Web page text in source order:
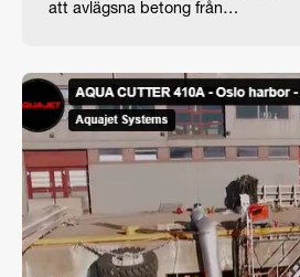
att avlägsna betong från…